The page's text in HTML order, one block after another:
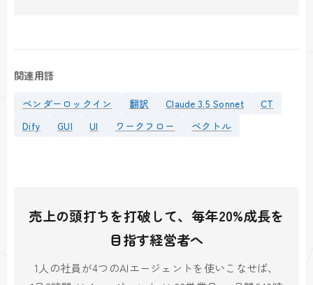
関連用語
ベンダーロックイン 翻訳 Claude 3.5 Sonnet
CT
Dify
GUI UI ワークフロー ベクトル
売上の頭打ちを打破して、毎年20%成長を
目指す経営者へ
1人の社員が4つのAIエージェントを使いこなせば、